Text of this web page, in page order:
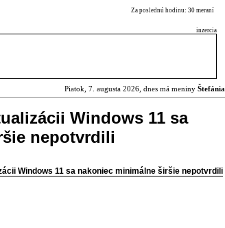
Za poslednú hodinu: 30 meraní
inzercia
Piatok, 7. augusta 2026, dnes má meniny Štefánia
Windows 11 sa
nepotvrdili
Windows 11 sa nakoniec minimálne širšie nepotvrdili